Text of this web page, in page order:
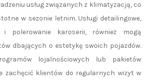
usług związanych z klimatyzacją, co
w sezonie letnim. Usługi detailingowe,
polerowanie karoserii, również mogą
dbających o estetykę swoich pojazdów.
lojalnościowych lub pakietów
zachęcić klientów do regularnych wizyt w